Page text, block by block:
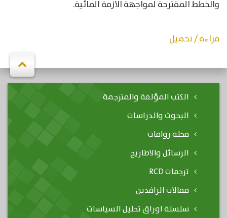
والخطط المقترحة لمواجهة الازمة المائية.
قراءة / تحميل
الكتب المؤلفة والمترجمة
البحوث والدراسات
مجلة رواقات
الرسائل والاطاريح
ترجمات RCD
مقالات الرافدين
سلسلة اوراق تحليل السياسات